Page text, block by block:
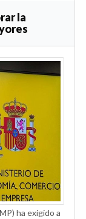
la
ha exigido a